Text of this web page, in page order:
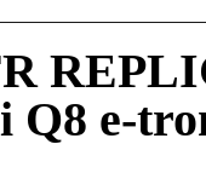
Q8 e-